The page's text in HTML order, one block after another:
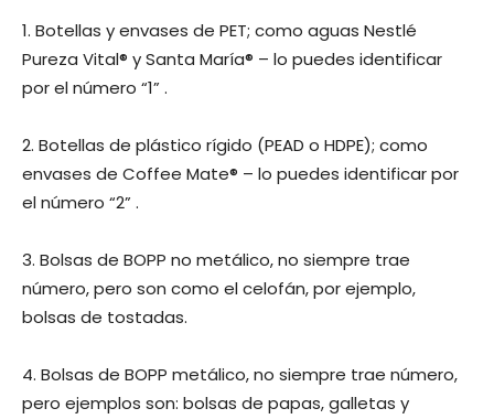
1. Botellas y envases de PET; como aguas Nestlé
Pureza Vital® y Santa María® – lo puedes identificar
por el número “1” .
2. Botellas de plástico rígido (PEAD o HDPE); como
envases de Coffee Mate® – lo puedes identificar por
el número “2” .
3. Bolsas de BOPP no metálico, no siempre trae
número, pero son como el celofán, por ejemplo,
bolsas de tostadas.
4. Bolsas de BOPP metálico, no siempre trae número,
pero ejemplos son: bolsas de papas, galletas y